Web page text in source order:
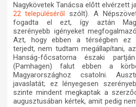
Nagykövetek Tanácsa előtt elvérzett
22 településéről
szólt). A
fogadta el ezt, így aztán
szerényebb igényeket
Azt, hogy ebben a térségben ez
terjedt, nem tudtam megállapítani,
Hanság-főcsatorna északi
(Pamhagen) falut ebben a
Magyarországhoz csatolni.
javaslatát; ez lényegesen
szinte mindent megkaptak a
augusztusában kértek, amit pedig